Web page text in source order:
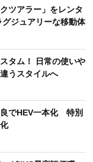
ツアラー」をレンタ
ジュアリーな移動体
タム！ 日常の使いや
うスタイルへ
良でHEV一本化 特別